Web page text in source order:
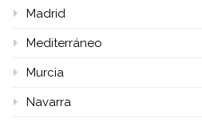
Madrid
Mediterráneo
Murcia
Navarra